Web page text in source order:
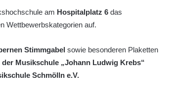
am Hospitalplatz 6 das
Wettbewerbskategorien auf.
Stimmgabel sowie besonderen Plaketten
der Musikschule „Johann Ludwig Krebs“
Schmölln e.V.